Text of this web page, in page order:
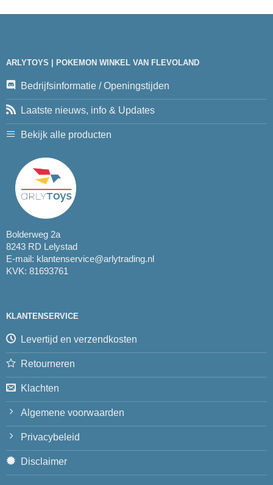
ARLYTOYS | POKEMON WINKEL VAN FLEVOLAND
Bedrijfsinformatie / Openingstijden
Laatste nieuws, info & Updates
Bekijk alle producten
Bolderweg 2a
8243 RD Lelystad
E-mail: klantenservice@arlytrading.nl
KVK: 81693761
KLANTENSERVICE
Levertijd en verzendkosten
Retourneren
Klachten
Algemene voorwaarden
Privacybeleid
Disclaimer